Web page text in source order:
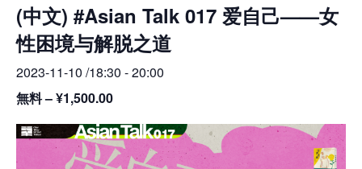
ス
キ
ッ
プ
(中文) #Asian Talk 017 爱自己——女
性困境与解脱之道
2023-11-10 /18:30 -20:00
無料 – ¥1,500.00